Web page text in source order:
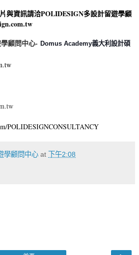
與資訊請洽POLIDESIGN多設計留遊學顧
顧問中心- Domus Academy義大利設計碩
POLIDESIGNCONSULTANCY
學顧問中心 at 下午2:08